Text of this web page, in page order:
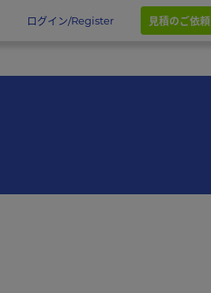
ログイン/Register 見積のご依頼